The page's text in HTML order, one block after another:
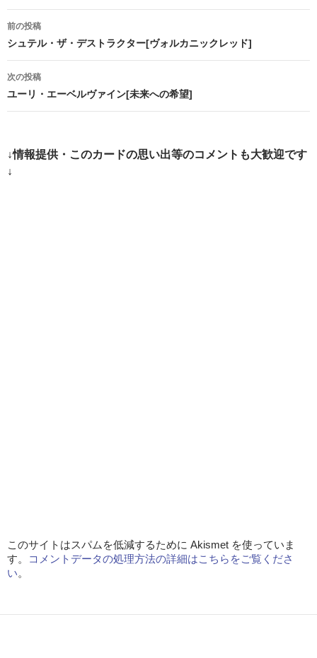
投
稿
ナ
ビ
ー
シ
前の投稿
シュテル・ザ・デストラクター[ヴォルカニックレッド]
次の投稿
ユーリ・エーベルヴァイン[未来への希望]
↓情報提供・このカードの思い出等のコメントも大歓迎です
↓
このサイトはスパムを低減するために Akismet を使っていま
す。
コメントデータの処理方法の詳細はこちらをご覧くださ
い。